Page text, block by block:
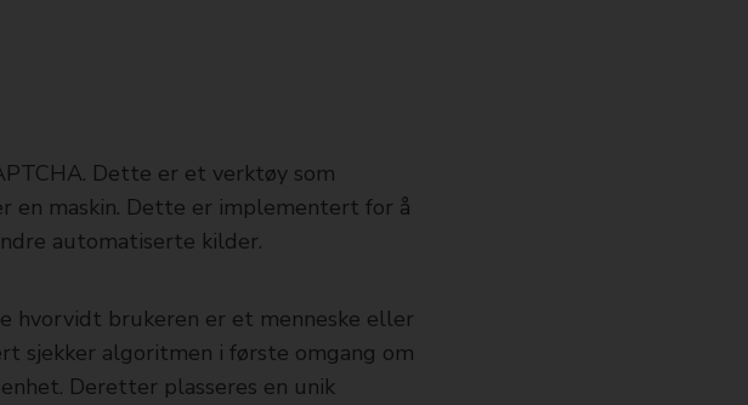
Dette er et verktøy som
en maskin. Dette er implementert for å
automatiserte kilder.
hvorvidt brukeren er et menneske eller
sjekker algoritmen i første omgang om
Deretter plasseres en unik